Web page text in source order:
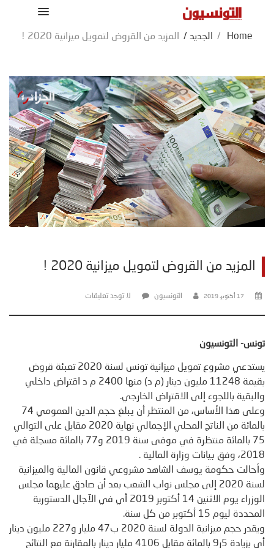
Home
/ الجديد / المزيد من القروض لتمويل ميزانية 2020 !
المزيد من القروض لتمويل ميزانية 2020 !
17 أكتوبر، 2019 التونسيون لا توجد تعليقات
تونس- التونسيون
يستدعي مشروع تمويل ميزانية تونس لسنة 2020 تعبئة قروض
بقيمة 11248 مليون دينار (م د) منها 2400 م د اقتراض داخلي
والبقية باللجوء إلى الاقتراض الخارجي.
وعلى هذا الأساس، من المنتظر أن يبلغ حجم الدين العمومي 74
بالمائة من الناتج المحلي الإجمالي نهاية 2020 مقابل على التوالي
75 بالمائة منتظرة في موفى سنة 2019 و77 بالمائة مسجلة في
2018، وفق بيانات وزارة المالية .
وأحالت حكومة يوسف الشاهد مشروعي قانون المالية والميزانية
لسنة 2020 إلى مجلس نواب الشعب بعد أن صادق عليهما مجلس
الوزراء يوم الاثنين 14 أكتوبر 2019 أي في الآجال الدستورية
المحددة ليوم 15 أكتوبر من كل سنة.
ويقدر حجم ميزانية الدولة لسنة 2020 ب47 مليار و227 مليون دينار
أي بزيادة 5ر9 بالمائة مقابل 4106 مليار دينار بالمقارنة مع النتائج